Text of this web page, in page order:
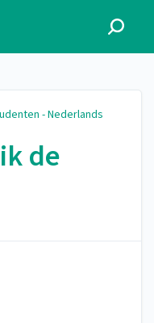
- Nederlands
de